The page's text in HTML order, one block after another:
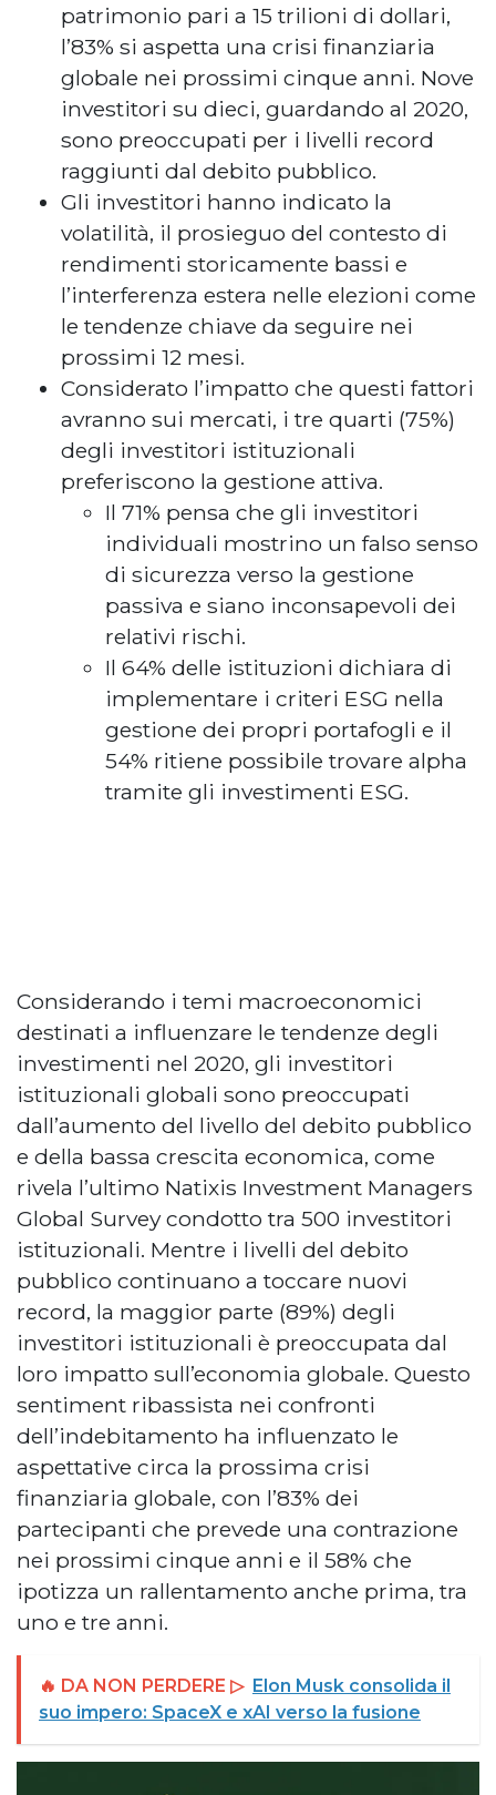
patrimonio pari a 15 trilioni di dollari,
l’83% si aspetta una crisi finanziaria
globale nei prossimi cinque anni. Nove
investitori su dieci, guardando al 2020,
sono preoccupati per i livelli record
raggiunti dal debito pubblico.
Gli investitori hanno indicato la
volatilità, il prosieguo del contesto di
rendimenti storicamente bassi e
l’interferenza estera nelle elezioni come
le tendenze chiave da seguire nei
prossimi 12 mesi.
Considerato l’impatto che questi fattori
avranno sui mercati, i tre quarti (75%)
degli investitori istituzionali
preferiscono la gestione attiva.
Il 71% pensa che gli investitori
individuali mostrino un falso senso
di sicurezza verso la gestione
passiva e siano inconsapevoli dei
relativi rischi.
Il 64% delle istituzioni dichiara di
implementare i criteri ESG nella
gestione dei propri portafogli e il
54% ritiene possibile trovare alpha
tramite gli investimenti ESG.
Considerando i temi macroeconomici
destinati a influenzare le tendenze degli
investimenti nel 2020, gli investitori
istituzionali globali sono preoccupati
dall’aumento del livello del debito pubblico
e della bassa crescita economica, come
rivela l’ultimo Natixis Investment Managers
Global Survey condotto tra 500 investitori
istituzionali. Mentre i livelli del debito
pubblico continuano a toccare nuovi
record, la maggior parte (89%) degli
investitori istituzionali è preoccupata dal
loro impatto sull’economia globale. Questo
sentiment ribassista nei confronti
dell’indebitamento ha influenzato le
aspettative circa la prossima crisi
finanziaria globale, con l’83% dei
partecipanti che prevede una contrazione
nei prossimi cinque anni e il 58% che
ipotizza un rallentamento anche prima, tra
uno e tre anni.
🔥 DA NON PERDERE ▷ Elon Musk consolida il
suo impero: SpaceX e xAI verso la fusione